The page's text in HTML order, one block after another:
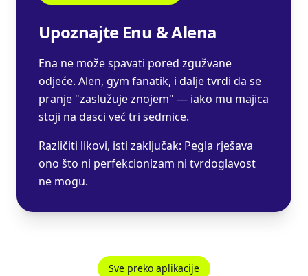
Upoznajte Enu & Alena
Ena ne može spavati pored zgužvane
odjeće. Alen, gym fanatik, i dalje tvrdi da se
pranje "zaslužuje znojem" — iako mu majica
stoji na dasci već tri sedmice.
Različiti likovi, isti zaključak: Pegla rješava
ono što ni perfekcionizam ni tvrdoglavost
ne mogu.
Sve preko aplikacije